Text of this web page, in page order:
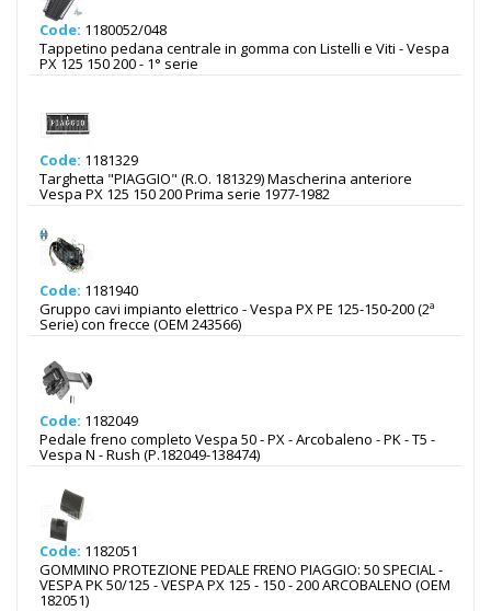
Code: 1180052/048
Tappetino pedana centrale in gomma con Listelli e Viti - Vespa
PX 125 150 200 - 1° serie
Code: 1181329
Targhetta "PIAGGIO" (R.O. 181329) Mascherina anteriore
Vespa PX 125 150 200 Prima serie 1977-1982
Code: 1181940
Gruppo cavi impianto elettrico - Vespa PX PE 125-150-200 (2ª
Serie) con frecce (OEM 243566)
Code: 1182049
Pedale freno completo Vespa 50 - PX - Arcobaleno - PK - T5 -
Vespa N - Rush (P.182049-138474)
Code: 1182051
GOMMINO PROTEZIONE PEDALE FRENO PIAGGIO: 50 SPECIAL -
VESPA PK 50/125 - VESPA PX 125 - 150 - 200 ARCOBALENO (OEM
182051)